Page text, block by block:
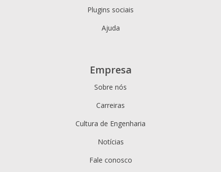
Plugins sociais
Ajuda
Empresa
Sobre nós
Carreiras
Cultura de Engenharia
Notícias
Fale conosco